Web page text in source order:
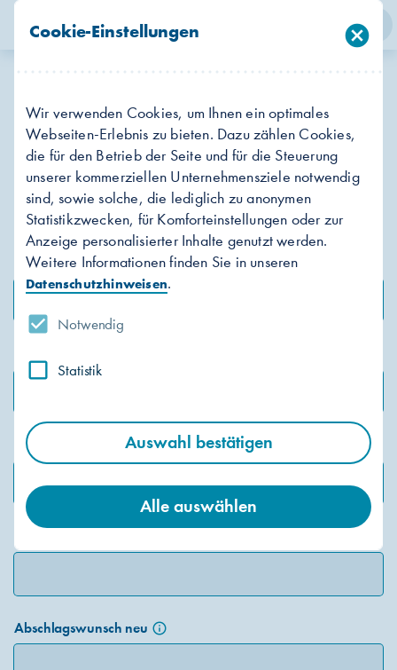
cancel
Cookie-Einstellungen
Wir verwenden Cookies, um Ihnen ein optimales
Webseiten-Erlebnis zu bieten. Dazu zählen Cookies,
die für den Betrieb der Seite und für die Steuerung
unserer kommerziellen Unternehmensziele notwendig
sind, sowie solche, die lediglich zu anonymen
Statistikzwecken, für Komforteinstellungen oder zur
Anzeige personalisierter Inhalte genutzt werden.
Weitere Informationen finden Sie in unseren
Datenschutzhinweisen.
Notwendig
Statistik
Auswahl bestätigen
Alle auswählen
Suche
menu
Menü
Meine Abschläge
Sofern Sie unser Online-Portal nicht nutzen,
können Sie uns mit diesem Formular Ihren
Abschlagswunsch mitteilen.
Kundennummer info_outline
E-Mail-Adresse
Abschlagswunsch neu info_outline